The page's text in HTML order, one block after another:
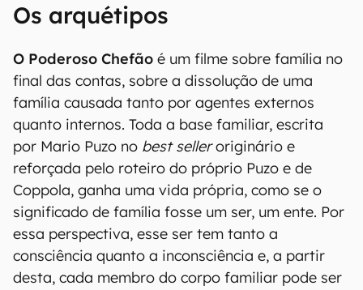
Os arquétipos
O Poderoso Chefão é um filme sobre família no
final das contas, sobre a dissolução de uma
família causada tanto por agentes externos
quanto internos. Toda a base familiar, escrita
por Mario Puzo no best selleroriginário e
reforçada pelo roteiro do próprio Puzo e de
Coppola, ganha uma vida própria, como se o
significado de família fosse um ser, um ente. Por
essa perspectiva, esse ser tem tanto a
consciência quanto a inconsciência e, a partir
desta, cada membro do corpo familiar pode ser